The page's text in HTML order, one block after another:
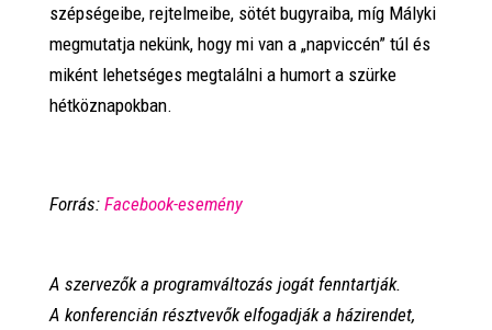
szépségeibe, rejtelmeibe, sötét bugyraiba, míg Mályki
megmutatja nekünk, hogy mi van a „napviccén” túl és
miként lehetséges megtalálni a humort a szürke
hétköznapokban.
Forrás: Facebook-esemény
A szervezők a programváltozás jogát fenntartják.
A konferencián résztvevők elfogadják a házirendet,